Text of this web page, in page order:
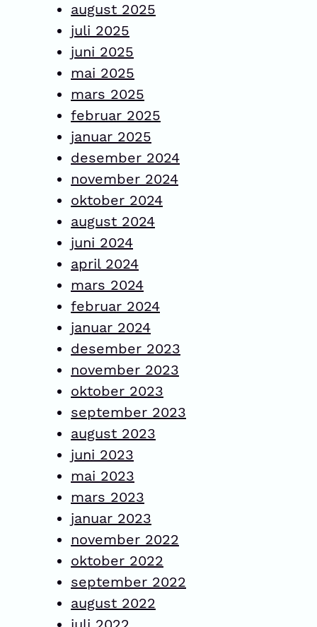
august 2025
juli 2025
juni 2025
mai 2025
mars 2025
februar 2025
januar 2025
desember 2024
november 2024
oktober 2024
august 2024
juni 2024
april 2024
mars 2024
februar 2024
januar 2024
desember 2023
november 2023
oktober 2023
september 2023
august 2023
juni 2023
mai 2023
mars 2023
januar 2023
november 2022
oktober 2022
september 2022
august 2022